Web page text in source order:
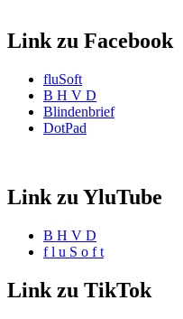
Link zu Facebook
fluSoft
B H V D
Blindenbrief
DotPad
Link zu YluTube
B H V D
f l u S o f t
Link zu TikTok